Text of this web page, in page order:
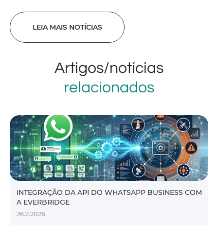
LEIA MAIS NOTÍCIAS
Artigos/notícias
relacionados
INTEGRAÇÃO DA API DO WHATSAPP BUSINESS COM
A EVERBRIDGE
26.2.2026